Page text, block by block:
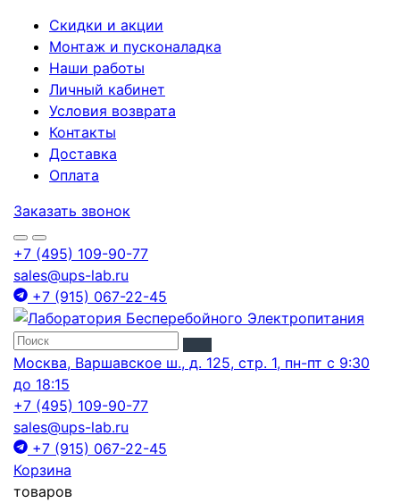
Скидки и акции
Монтаж и пусконаладка
Наши работы
Личный кабинет
Условия возврата
Контакты
Доставка
Оплата
Заказать звонок
+7 (495) 109-90-77
sales@ups-lab.ru
+7 (915) 067-22-45
Москва, Варшавское ш., д. 125, стр. 1, пн-пт с 9:30
до 18:15
+7 (495) 109-90-77
sales@ups-lab.ru
+7 (915) 067-22-45
Корзина
товаров